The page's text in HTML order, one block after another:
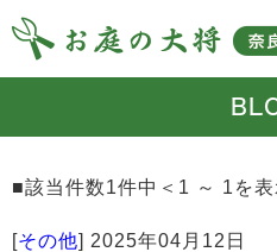
■該当件数1件中＜1 ～ 1を
[その他] 2025年04月12日